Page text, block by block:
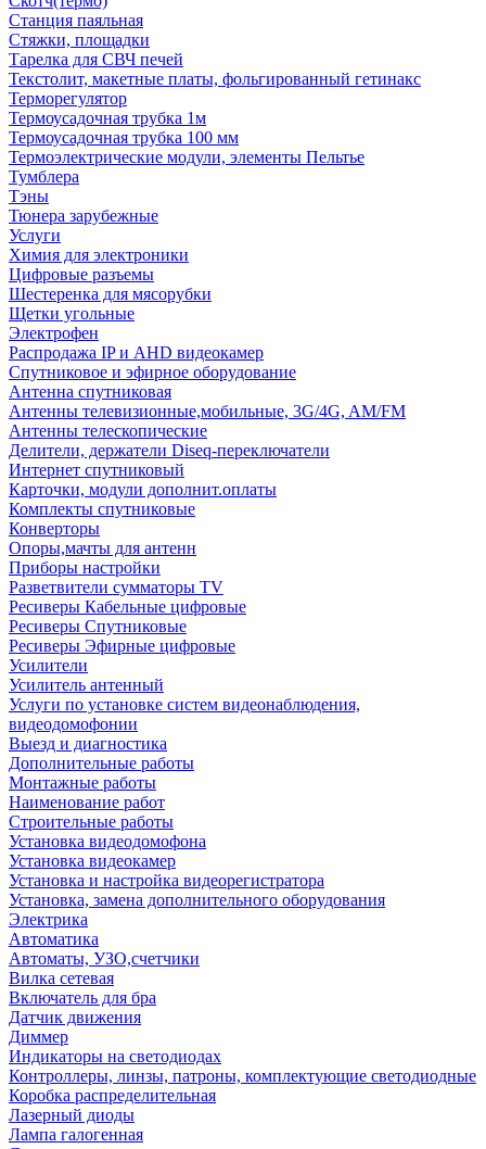
Станция паяльная
Стяжки, площадки
Тарелка для СВЧ печей
Текстолит, макетные платы, фольгированный гетинакс
Терморегулятор
Термоусадочная трубка 1м
Термоусадочная трубка 100 мм
Термоэлектрические модули, элементы Пельтье
Тумблера
Тэны
Тюнера зарубежные
Услуги
Химия для электроники
Цифровые разъемы
Шестеренка для мясорубки
Щетки угольные
Электрофен
Распродажа IP и AHD видеокамер
Спутниковое и эфирное оборудование
Антенна спутниковая
Антенны телевизионные,мобильные, 3G/4G, AM/FM
Антенны телескопические
Делители, держатели Diseq-переключатели
Интернет спутниковый
Карточки, модули дополнит.оплаты
Комплекты спутниковые
Конверторы
Опоры,мачты для антенн
Приборы настройки
Разветвители сумматоры TV
Ресиверы Кабельные цифровые
Ресиверы Спутниковые
Ресиверы Эфирные цифровые
Усилители
Усилитель антенный
Услуги по установке систем видеонаблюдения,
видеодомофонии
Выезд и диагностика
Дополнительные работы
Монтажные работы
Наименование работ
Строительные работы
Установка видеодомофона
Установка видеокамер
Установка и настройка видеорегистратора
Установка, замена дополнительного оборудования
Электрика
Автоматика
Автоматы, УЗО,счетчики
Вилка сетевая
Включатель для бра
Датчик движения
Диммер
Индикаторы на светодиодах
Контроллеры, линзы, патроны, комплектующие светодиодные
Коробка распределительная
Лазерный диоды
Лампа галогенная